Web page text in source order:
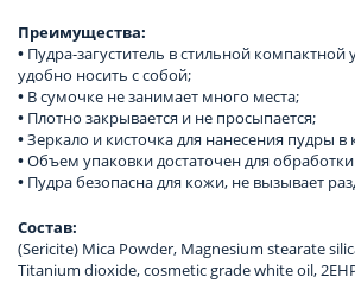
Преимущества:
• Пудра-загуститель в стильной компактной
удобно носить с собой;
• В сумочке не занимает много места;
• Плотно закрывается и не просыпается;
•Зеркало и кисточка для нанесения пудры в
•Объем упаковки достаточен для
• Пудра безопасна для кожи, не вызывает
Состав:
(Sericite) Mica Powder, Magnesium stearate
Titanium dioxide, cosmetic grade white oil,